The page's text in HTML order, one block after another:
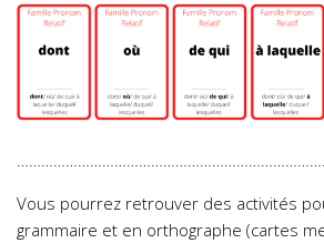
Vous pourrez retrouver des activités
grammaire et en orthographe (cartes